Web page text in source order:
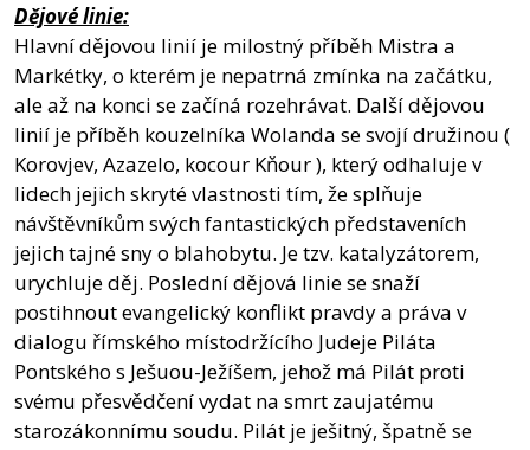
Dějové linie:
Hlavní dějovou linií je milostný příběh Mistra a
Markétky, o kterém je nepatrná zmínka na začátku,
ale až na konci se začíná rozehrávat. Další dějovou
linií je příběh kouzelníka Wolanda se svojí družinou (
Korovjev, Azazelo, kocour Kňour ), který odhaluje v
lidech jejich skryté vlastnosti tím, že splňuje
návštěvníkům svých fantastických představeních
jejich tajné sny o blahobytu. Je tzv. katalyzátorem,
urychluje děj. Poslední dějová linie se snaží
postihnout evangelický konflikt pravdy a práva v
dialogu římského místodržícího Judeje Piláta
Pontského s Ješuou-Ježíšem, jehož má Pilát proti
svému přesvědčení vydat na smrt zaujatému
starozákonnímu soudu. Pilát je ješitný, špatně se